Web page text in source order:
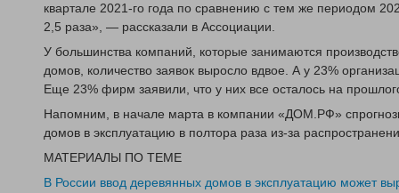
квартале 2021-го года по сравнению с тем же периодом
2,5 раза», — рассказали в Ассоциации.
У большинства компаний, которые занимаются
домов, количество заявок выросло вдвое. А у 23%
Еще 23% фирм заявили, что у них все осталось на
Напомним, в начале марта в компании «ДОМ.РФ»
домов в эксплуатацию в полтора раза из-за
МАТЕРИАЛЫ ПО ТЕМЕ
В России ввод деревянных домов в эксплуатацию может